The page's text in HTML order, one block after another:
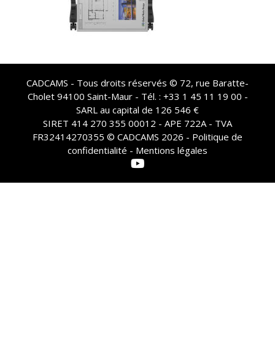
CADCAMS - Tous droits réservés © 72, rue Baratte-
Cholet 94100 Saint-Maur - Tél. : +33 1 45 11 19 00 -
SARL au capital de 126 546 €
SIRET 414 270 355 00012 - APE 722A - TVA
FR32414270355 © CADCAMS 2026 - Politique de
confidentialité - Mentions légales